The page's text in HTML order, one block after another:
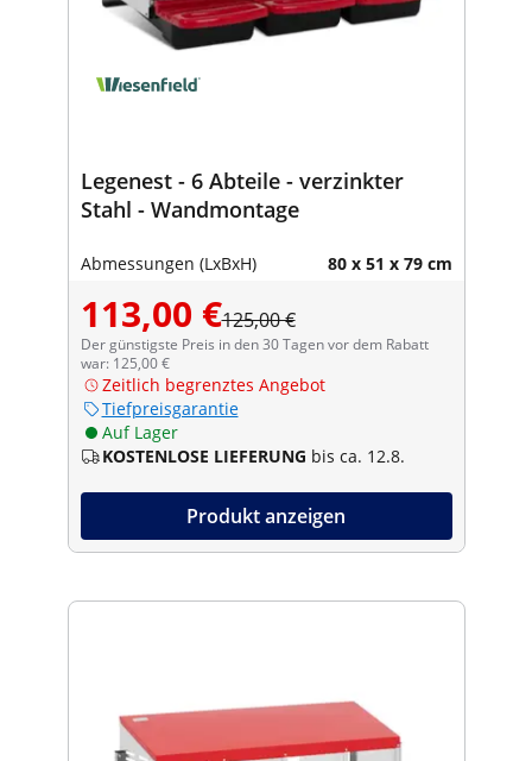
Legenest - 6 Abteile - verzinkter
Stahl - Wandmontage
Abmessungen (LxBxH) 80 x 51 x 79 cm
113,00 €125,00 €
Der günstigste Preis in den 30 Tagen vor dem Rabatt
war: 125,00 €
Zeitlich begrenztes Angebot
Tiefpreisgarantie
Auf Lager
KOSTENLOSE LIEFERUNG bis ca. 12.8.
Produkt anzeigen